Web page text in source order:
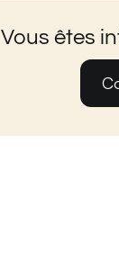
Vous êtes